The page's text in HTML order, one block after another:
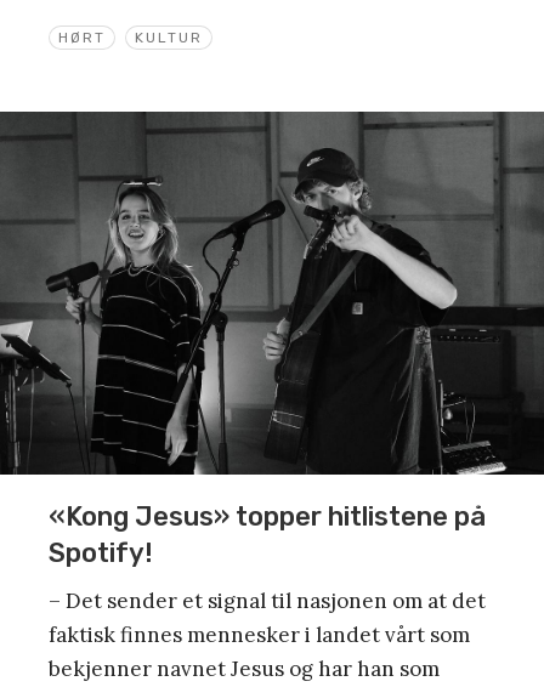
HØRT KULTUR
«Kong Jesus» topper hitlistene på
Spotify!
– Det sender et signal til nasjonen om at det
faktisk finnes mennesker i landet vårt som
bekjenner navnet Jesus og har han som